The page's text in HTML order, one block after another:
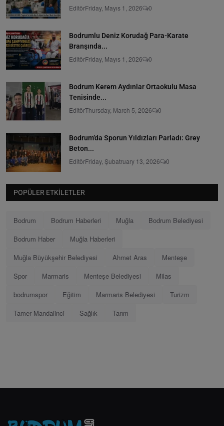
EditörFriday, Mayıs 1, 2026 0
Bodrumlu Deniz Korudağ Para-Karate
Branşında...
EditörFriday, Mayıs 1, 2026 0
Bodrum Kerem Aydınlar Ortaokulu Masa
Tenisinde...
EditörThursday, March 5, 2026 0
Bodrum’da Sporun Yıldızları Parladı: Grey
Beton...
EditörFriday, Şubatruary 13, 2026 0
POPÜLER ETKILETLER
Bodrum Bodrum Haberleri Muğla
Bodrum Belediyesi
Bodrum Haber
Muğla Haberleri
Muğla Büyükşehir Belediyesi
Ahmet Aras
Menteşe
Spor
Marmaris Menteşe Belediyesi
Milas
bodrumspor
Eğitim Marmaris Belediyesi
Turizm
Tamer Mandalinci
Sağlık Tarım